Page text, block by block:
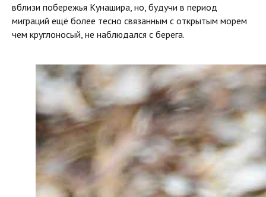
вблизи побережья Кунашира, но, будучи в период
миграций ещё более тесно связанным с открытым морем
чем круглоносый, не наблюдался с берега.